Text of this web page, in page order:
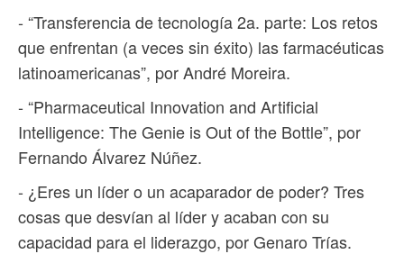
- “Transferencia de tecnología 2a. parte: Los retos
que enfrentan (a veces sin éxito) las farmacéuticas
latinoamericanas”, por André Moreira.
- “Pharmaceutical Innovation and Artificial
Intelligence: The Genie is Out of the Bottle”, por
Fernando Álvarez Núñez.
- ¿Eres un líder o un acaparador de poder? Tres
cosas que desvían al líder y acaban con su
capacidad para el liderazgo, por Genaro Trías.